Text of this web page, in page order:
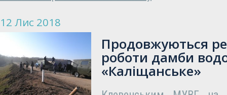
12 Лис 2018
Продовжуються
роботи дамби
«Каліщанське»